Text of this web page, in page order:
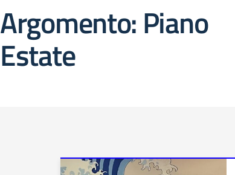
Argomento: Piano
Estate